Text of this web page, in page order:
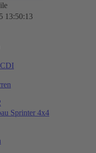
13:50:13
Sprinter 4x4